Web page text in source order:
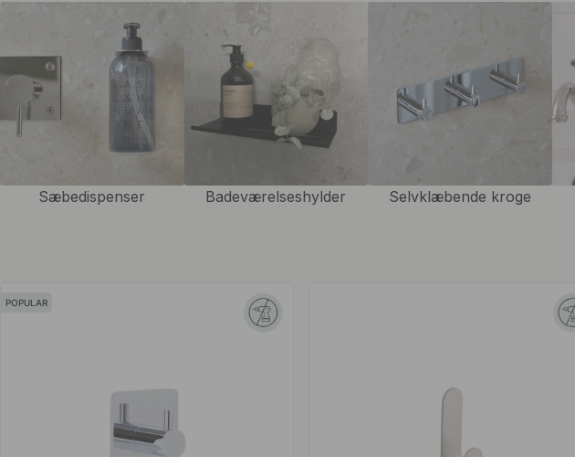
passer til forskellige indretningsstile. Vælg mellem poleret messing, børstet rustfrit stål, krom eller
mat sort alt efter hvilket udtryk du ønsker i badeværelset. Vi tilbyder flere modeller, lige fra blødt
formede kroge til en mere rå stil med flere kroge samlet.
Udover krogene tilbyder vi også et bredt udvalg af selvklæbende toiletrulleholder, toiletbørste og
. Du kan skabe en ensartet og funktionel badeværelsesindretning med vores
produkter. Med vores udvalg af selvklæbende badeværelsestilbehør kan du nemt organisere og
forbedre funktionaliteten i dit badeværelse uden brug af værktøj eller permanente ændringer på
væggene.Sæbedispenser Badeværelseshylder Selvklæbende kroge
POPULAR